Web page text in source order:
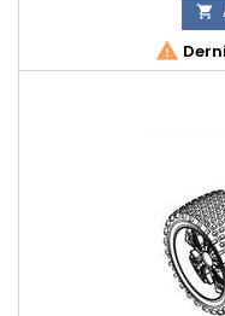

